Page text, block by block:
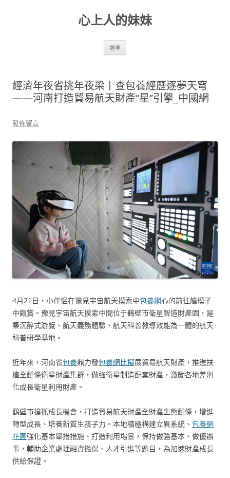
心上人的妹妹
選單
經濟年夜省挑年夜梁丨查包養經歷逐夢天穹
——河南打造貿易航天財產“星”引擎_中國網
發佈留言
4月21日，小伴侶在豫見宇宙航天摸索中包養網心的前往艙模子
中觀賞。豫見宇宙航天摸索中間位于鶴壁市衛星智造財產園，是
集沉醉式游覽、航天義務體驗、航天科普教導效能為一體的航天
科普研學基地。
近年來，河南省包養鼎力發包養網比擬展貿易航天財產，推進扶
植全鏈條衛星財產集群，做強衛星制造配套財產，激勵各地差別
化成長衛星利用財產。
鶴壁市搶抓成長機會，打造貿易航天財產全財產生態鏈條，增進
轉型成長、培養新質生孩子力。本地積極構建立異系統、 包養網
花圃強化基本舉措措施、打造利用場景，保持做強基本、做優辦
事，輔助企業處理融資擔保、人才引進等題目，為加速財產成長
供給保證。